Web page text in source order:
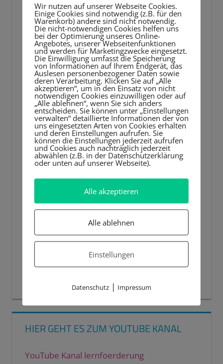
HIER GEHT ES ZUM YOUTUBE KANAL
YouTube Kanal lernfoerderung
Wir nutzen auf unserer Webseite Cookies.
Einige Cookies sind notwendig (z.B. für den
Warenkorb) andere sind nicht notwendig.
Die nicht-notwendigen Cookies helfen uns
bei der Optimierung unseres Online-
Angebotes, unserer Webseitenfunktionen
und werden für Marketingzwecke eingesetzt.
Die Einwilligung umfasst die Speicherung
von Informationen auf Ihrem Endgerät, das
Auslesen personenbezogener Daten sowie
deren Verarbeitung. Klicken Sie auf „Alle
akzeptieren“, um in den Einsatz von nicht
notwendigen Cookies einzuwilligen oder auf
„Alle ablehnen“, wenn Sie sich anders
entscheiden. Sie können unter „Einstellungen
verwalten“ detaillierte Informationen der von
uns eingesetzten Arten von Cookies erhalten
und deren Einstellungen aufrufen. Sie
können die Einstellungen jederzeit aufrufen
und Cookies auch nachträglich jederzeit
abwählen (z.B. in der Datenschutzerklärung
oder unten auf unserer Webseite).
Alle akzeptieren
Alle ablehnen
Einstellungen
Datenschutz| Impressum